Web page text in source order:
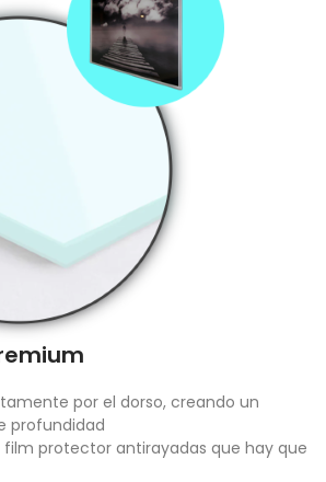
por el dorso, creando un
profundidad
protector antirayadas que hay que